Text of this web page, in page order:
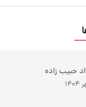
حبیب زاده